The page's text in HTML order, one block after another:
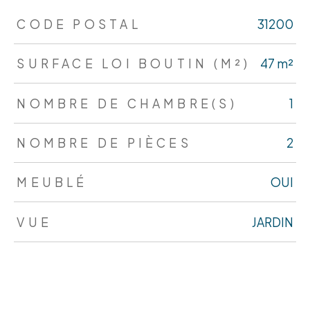
TRAD_ZEPHYR_Caracteristique TRAD_ZEPHYR_Valeurs
CODE POSTAL 31200
SURFACE LOI BOUTIN (M²) 47 m²
NOMBRE DE CHAMBRE(S) 1
NOMBRE DE PIÈCES 2
MEUBLÉ OUI
VUE JARDIN